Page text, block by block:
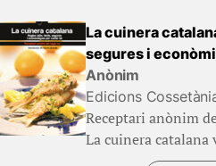
La cuinera
segures i
Anònim
Edicions
Receptari anònim
La cuinera